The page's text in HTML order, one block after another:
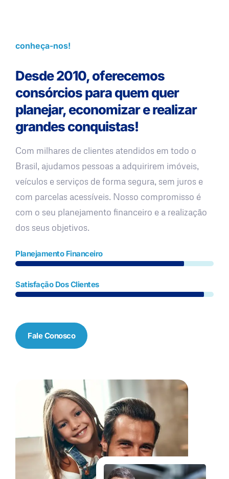
conheça-nos!
Desde 2010, oferecemos
consórcios para quem quer
planejar, economizar e realizar
grandes conquistas!
Com milhares de clientes atendidos em todo o
Brasil, ajudamos pessoas a adquirirem imóveis,
veículos e serviços de forma segura, sem juros e
com parcelas acessíveis. Nosso compromisso é
com o seu planejamento financeiro e a realização
dos seus objetivos.
Planejamento Financeiro
Satisfação Dos Clientes
Fale Conosco